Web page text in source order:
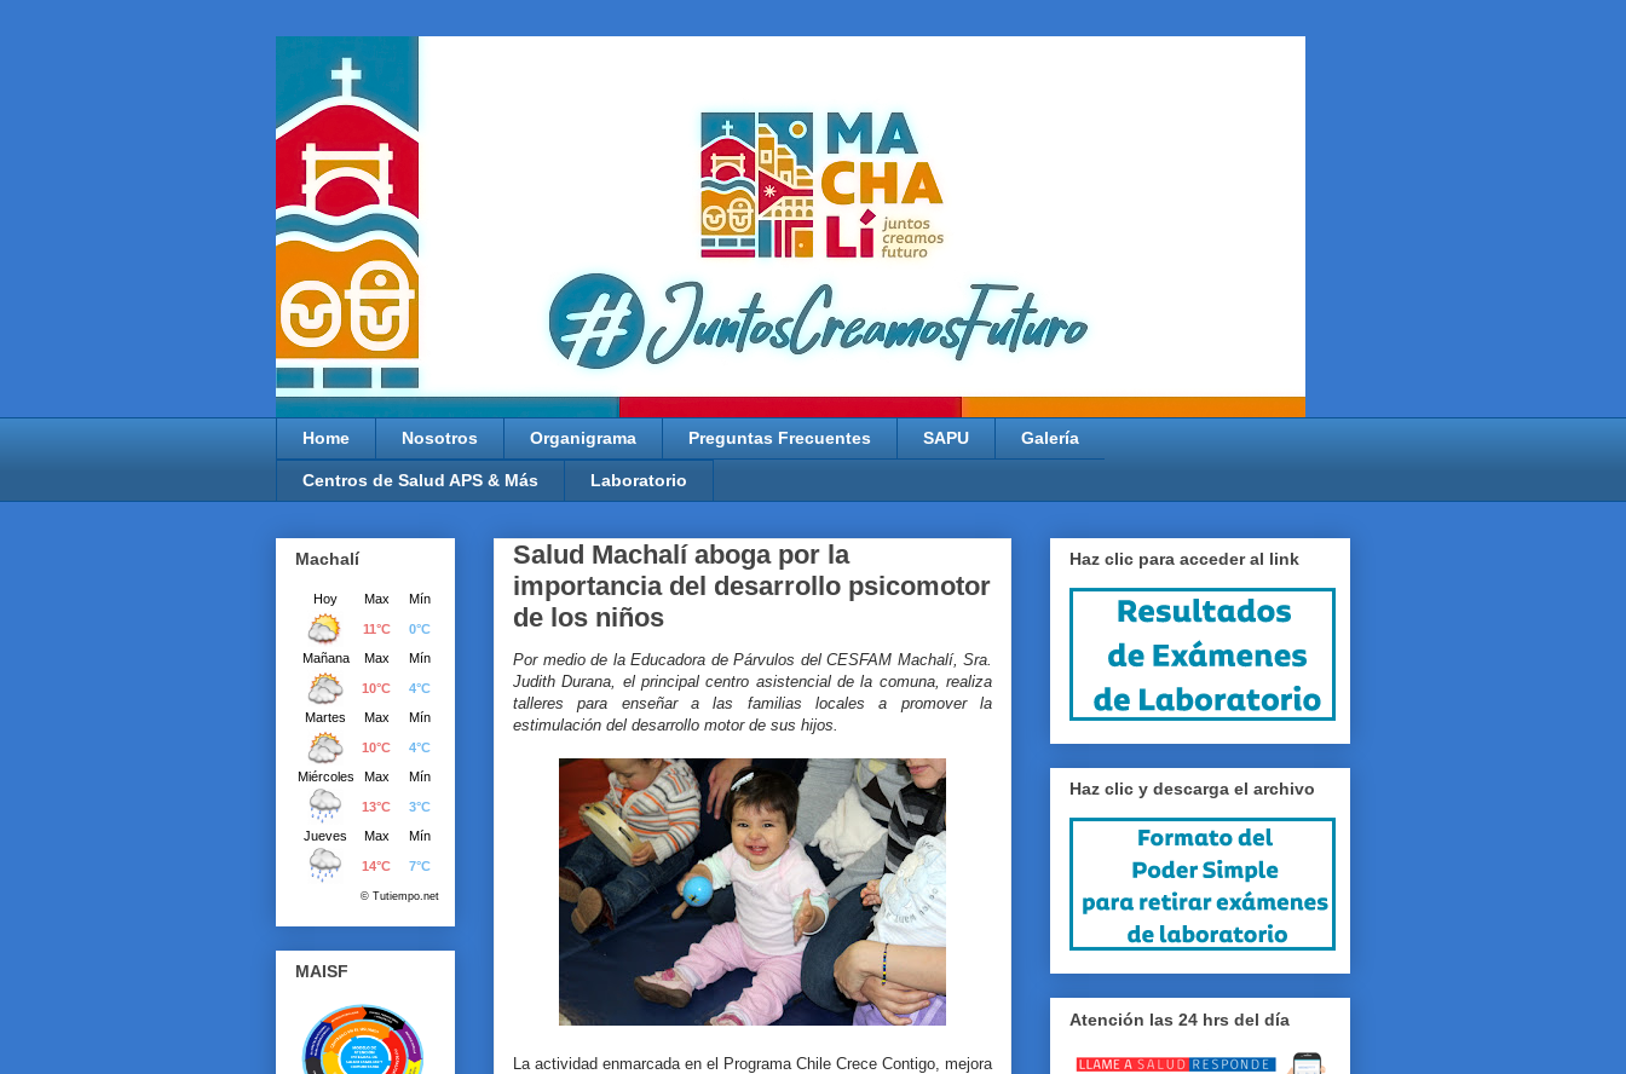
Home Nosotros Organigrama Preguntas Frecuentes SAPU Galería
Centros de Salud APS & Más Laboratorio
Salud Machalí aboga por la
importancia del desarrollo psicomotor
de los niños
Por medio de la Educadora de Párvulos del CESFAM Machalí, Sra.
Judith Durana, el principal centro asistencial de la comuna, realiza
talleres para enseñar a las familias locales a promover la
estimulación del desarrollo motor de sus hijos.
La actividad enmarcada en el Programa Chile Crece Contigo, mejora
Machalí
MAISF
Haz clic para acceder al link
Haz clic y descarga el archivo
Atención las 24 hrs del día